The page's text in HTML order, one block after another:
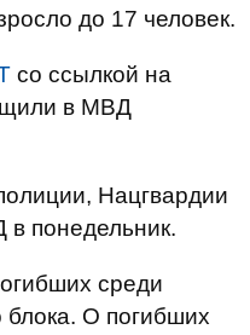
до 17 человек.
со ссылкой на
в МВД
Нацгвардии
понедельник.
среди
блока. О погибших